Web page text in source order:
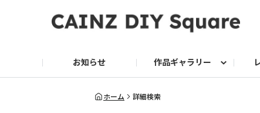
お知らせ 作品ギャラリー
グリーン
DIY レシピ グリーン レシピ
ドッグサークル
グリーン入荷情報
ホーム 詳細検索